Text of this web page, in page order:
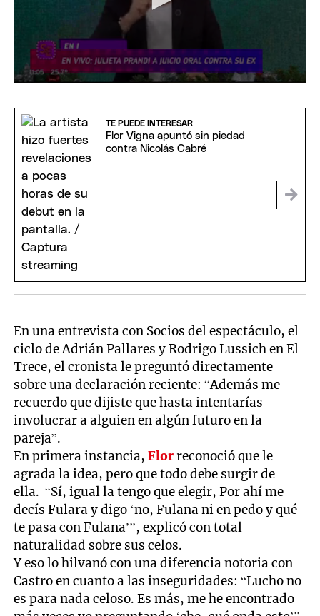
of
minutes,
59
seconds
TE PUEDE INTERESAR
Flor Vigna apuntó sin piedad
contra Nicolás Cabré
En una entrevista con Socios del espectáculo, el
ciclo de Adrián Pallares y Rodrigo Lussich en El
Trece, el cronista le preguntó directamente
sobre una declaración reciente: “Además me
recuerdo que dijiste que hasta intentarías
involucrar a alguien en algún futuro en la
pareja”.
En primera instancia,Florreconoció que le
agrada la idea, pero que todo debe surgir de
ella. “Sí, igual la tengo que elegir, Por ahí me
decís Fulara y digo ‘no, Fulana ni en pedo y qué
te pasa con Fulana’”, explicó con total
naturalidad sobre sus celos.
Y eso lo hilvanó con una diferencia notoria con
Castro en cuanto a las inseguridades: “Lucho no
es para nada celoso. Es más, me he encontrado